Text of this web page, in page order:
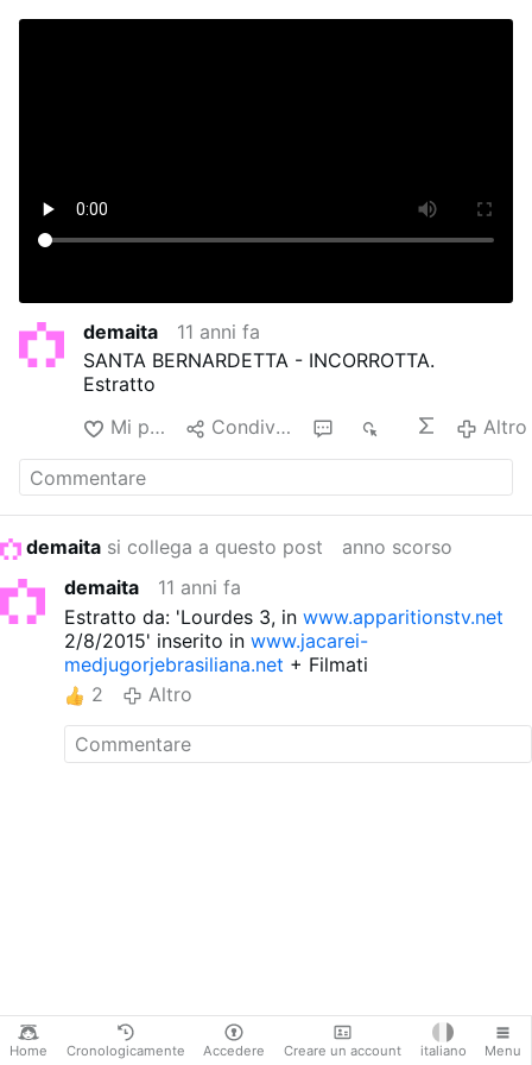
Home Cronologicamente Accedere Creare un account italiano Menu
demaita
11 anni fa
SANTA BERNARDETTA - INCORROTTA.
Estratto
Mi piace
Condividere Altro
demaita si collega a questo post
anno scorso
demaita
11 anni fa
Estratto da: 'Lourdes 3, inwww.apparitionstv.net
2/8/2015' inserito inwww.jacarei-
medjugorjebrasiliana.net + Filmati
2
Altro